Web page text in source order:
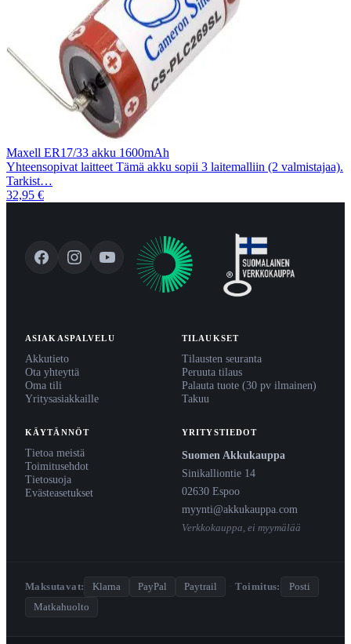
Maxell ER17/33 akku 1600mAh
Yhteensopivat laitteet Tämä akku sopii 3 laitemalliin (2 valmistajaa).
Tarkist…
32,95 €
ASIAKASPALVELU
Akkutieto
Ota yhteyttä
Oma tili
Yritysasiakkaille
TILAUKSET
Tilausten seuranta
Peruuta tilaus
Palauta tuote (30 pv ilmainen)
Takuu
KÄYTÄNNÖT
Tietoa meistä
Toimitusehdot
Tietosuoja
Evästeasetukset
YRITYSTIEDOT
Suomen Akkukauppa
Sinikalliontie 14
02630 Espoo
myynti@akkukauppa.com
Verkkokauppa, ei myymälää
Maksutavat: Klarna PayPal Paytrail · Toimitus:
Posti
Matkahuolto